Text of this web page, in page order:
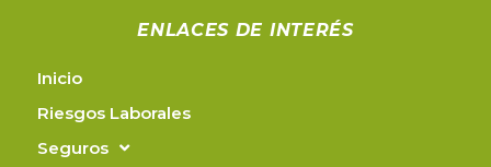
ENLACES DE INTERÉS
Inicio
Riesgos Laborales
Seguros